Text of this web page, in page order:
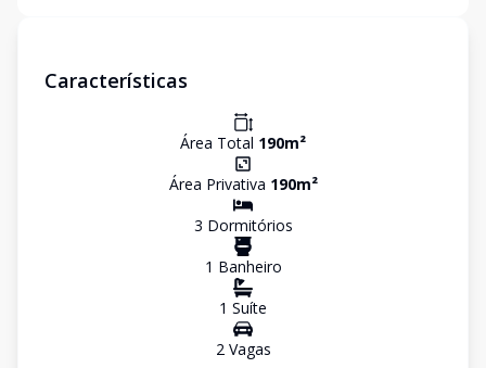
Características
Área Total 190m²
Área Privativa 190m²
3 Dormitórios
1 Banheiro
1 Suíte
2Vagas